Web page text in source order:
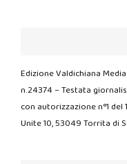
Edizione Valdichiana Media
n.24374 – Testata
con autorizzazione n°1 del
Unite 10, 53049 Torrita di